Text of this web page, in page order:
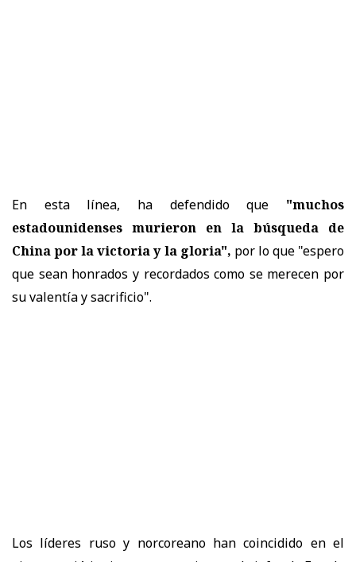
En esta línea, ha defendido que "muchos
estadounidenses murieron en la búsqueda de
China por la victoria y la gloria", por lo que "espero
que sean honrados y recordados como se merecen por
su valentía y sacrificio".
Los líderes ruso y norcoreano han coincidido en el